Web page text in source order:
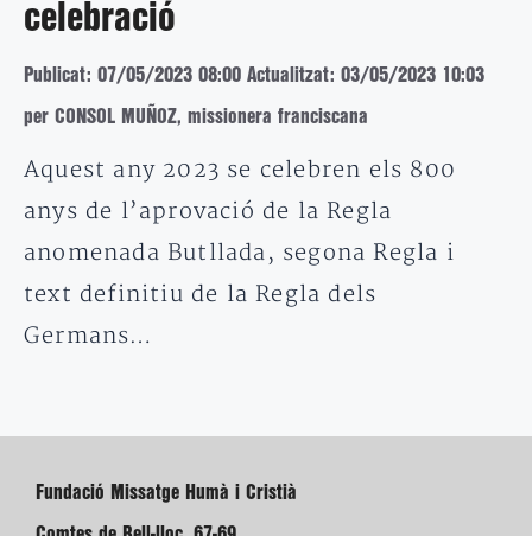
celebració
Publicat: 07/05/2023 08:00 Actualitzat: 03/05/2023 10:03
per CONSOL MUÑOZ, missionera franciscana
Aquest any 2023 se celebren els 800
anys de l’aprovació de la Regla
anomenada Butllada, segona Regla i
text definitiu de la Regla dels
Germans…
Fundació Missatge Humà i Cristià